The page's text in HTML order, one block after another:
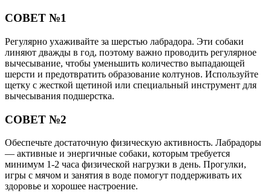
СОВЕТ №1
Регулярно ухаживайте за шерстью лабрадора. Эти собаки
линяют дважды в год, поэтому важно проводить регулярное
вычесывание, чтобы уменьшить количество выпадающей
шерсти и предотвратить образование колтунов. Используйте
щетку с жесткой щетиной или специальный инструмент для
вычесывания подшерстка.
СОВЕТ №2
Обеспечьте достаточную физическую активность. Лабрадоры
— активные и энергичные собаки, которым требуется
минимум 1-2 часа физической нагрузки в день. Прогулки,
игры с мячом и занятия в воде помогут поддерживать их
здоровье и хорошее настроение.